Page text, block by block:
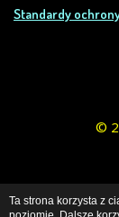
Standardy
©
Ta strona korzysta z